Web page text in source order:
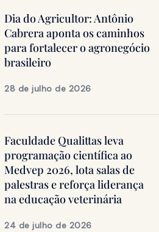
Dia do Agricultor: Antônio
Cabrera aponta os caminhos
para fortalecer o agronegócio
brasileiro
28 de julho de 2026
Faculdade Qualittas leva
programação científica ao
Medvep 2026, lota salas de
palestras e reforça liderança
na educação veterinária
24 de julho de 2026